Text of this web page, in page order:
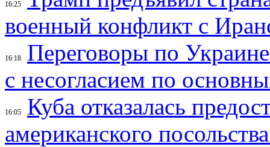
16:25
военный конфликт с
16:18
Переговоры по
с несогласием по
16:05
Куба отказалась
американского